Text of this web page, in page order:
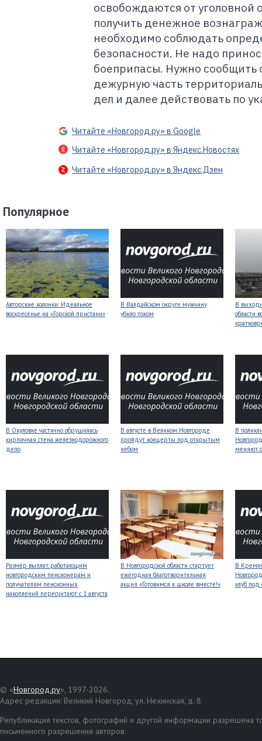
освобождаются от уголовной
получить денежное
необходимо соблюдать
безопасности. Не надо
боеприпасы. Нужно сообщить
дежурную часть
дел и далее действовать по
Читайте «Новгород.ру» в Google
Читайте «Новгород.ру» в Яндекс.Новостях
Читайте «Новгород.ру» в Яндекс.Дзен
Популярное
Авторские колонки: Идеальное
воскресенье на «Горской пристани»
В Валдайском округе мужчину
убило током
В
области
В Окуловке частично обрушилась
кирпичная стена железнодорожного
депо
В августе в Великом Новгороде
пройдут концерты под открытым
небом
В
меняют
Размер выплат работающим
новгородским пенсионерам и
получателям пенсионных
накоплений пересчитают с 1 августа
В Новгородской области стартует
ежегодная благотворительная
акция «Готовимся к школе вместе!»
В
клуб
© «Новгород.ру», 1997-2026.
Адрес редакции: Великий Новгород, ул. Нехинская, д. 8
Републикация текстов, фотографий и другой информации разрешена
письменного разрешения авторов.